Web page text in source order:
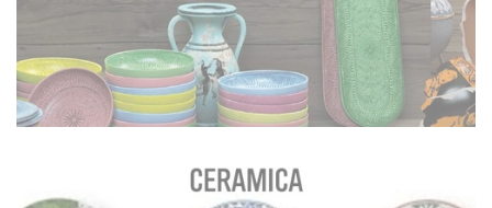
EN SAVOIR PLUS